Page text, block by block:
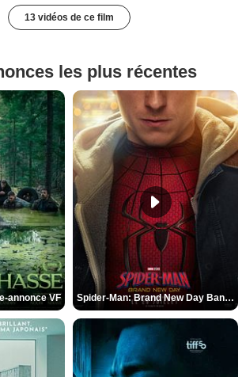
13 vidéos de ce film
les plus récentes
annonce VF Spider-Man: Brand New Day Bande-annonce (3) VO STFR